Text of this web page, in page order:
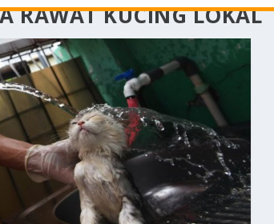
RAWAT KUCING LOKAL